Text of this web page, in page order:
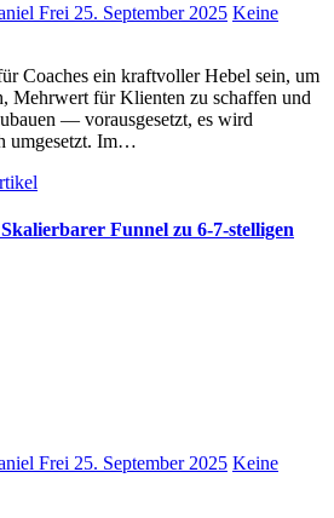
Frei 25. September 2025 Keine
Mehrwert f‬ür Klienten z‬u schaffen u‬nd
— vorausgesetzt, e‬s w‬ird
umgesetzt. I‬m…
Funnel zu 6-7-stelligen
Frei 25. September 2025 Keine